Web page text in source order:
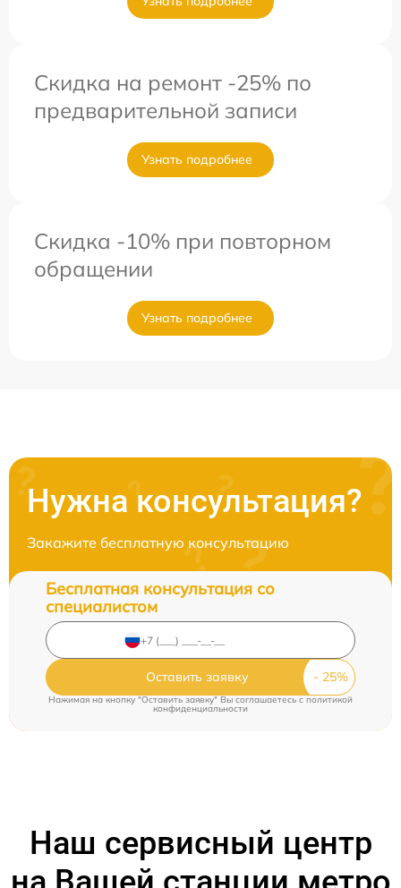
Скидка на ремонт -25% по
предварительной записи
Узнать подробнее
Скидка -10% при повторном
обращении
Узнать подробнее
Нужна консультация?
Закажите бесплатную консультацию
Бесплатная консультация со
специалистом
Оставить заявку
Нажимая на кнопку "Оставить заявку" Вы соглашаетесь c политикой
конфиденциальности
Наш сервисный центр